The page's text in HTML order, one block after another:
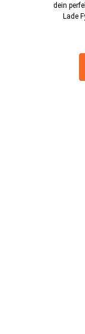
dein
Lade